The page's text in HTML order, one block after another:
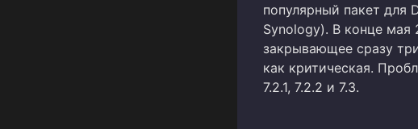
популярный пакет для
Synology). В конце мая
закрывающее сразу
как критическая.
7.2.1, 7.2.2 и 7.3.